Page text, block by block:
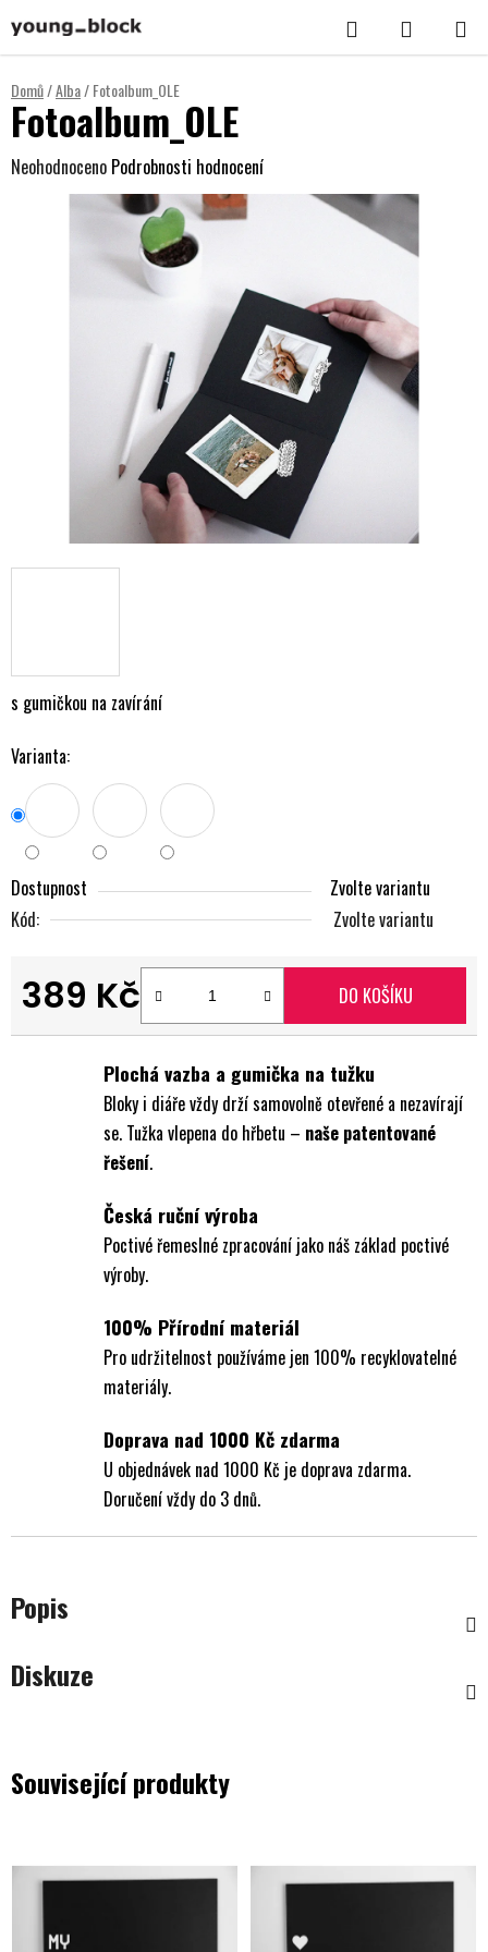
na
obsah
Hledat NÁKUPNÍ
KOŠÍK
Domů/Alba/Fotoalbum_OLE
s gumičkou na zavírání
Varianta:
Dostupnost
Zvolte variantu
Kód:
Zvolte variantu
389 Kč
Měrná cena:
DO KOŠÍKU
Fotoalbum_OLE
Průměrné
hodnocení
Neohodnoceno Podrobnosti hodnocení
Plochá vazba a gumička na tužku
Bloky i diáře vždy drží samovolně otevřené a nezavírají
se. Tužka vlepena do hřbetu – naše patentované
řešení.
Česká ruční výroba
Poctivé řemeslné zpracování jako náš základ poctivé
výroby.
100% Přírodní materiál
Pro udržitelnost používáme jen 100% recyklovatelné
materiály.
Doprava nad 1000 Kč zdarma
U objednávek nad 1000 Kč je doprava zdarma.
Doručení vždy do 3 dnů.
Popis
Diskuze
Související produkty